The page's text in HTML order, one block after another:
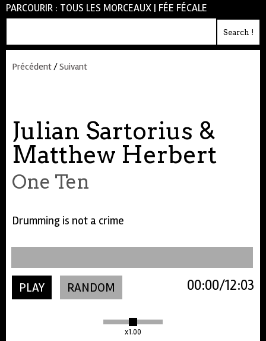
PARCOURIR : TOUS LES MORCEAUX | FÉE FÉCALE
Précédent/Suivant
Julian Sartorius &
Matthew Herbert
One Ten
Drumming is not a crime
PLAY RANDOM
x1.00
12:03
00:00